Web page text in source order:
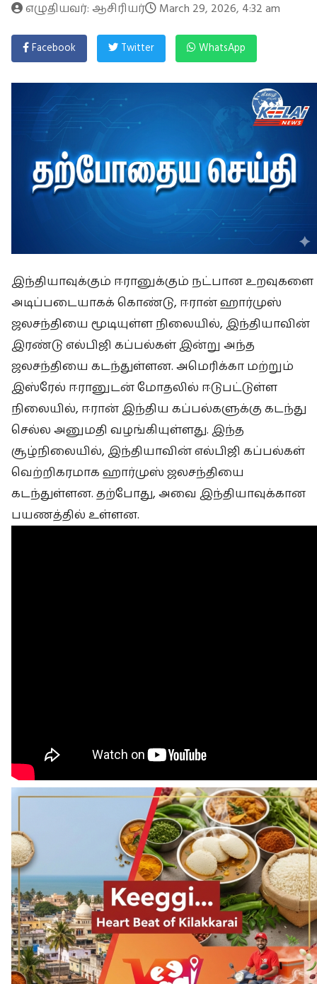
எழுதியவர்: ஆசிரியர் March 29, 2026, 4:32 am
Facebook Twitter WhatsApp
இந்தியாவுக்கும் ஈரானுக்கும் நட்பான உறவுகளை
அடிப்படையாகக் கொண்டு, ஈரான் ஹார்முஸ்
ஜலசந்தியை மூடியுள்ள நிலையில், இந்தியாவின்
இரண்டு எல்பிஜி கப்பல்கள் இன்று அந்த
ஜலசந்தியை கடந்துள்ளன. அமெரிக்கா மற்றும்
இஸ்ரேல் ஈரானுடன் மோதலில் ஈடுபட்டுள்ள
நிலையில், ஈரான் இந்திய கப்பல்களுக்கு கடந்து
செல்ல அனுமதி வழங்கியுள்ளது. இந்த
சூழ்நிலையில், இந்தியாவின் எல்பிஜி கப்பல்கள்
வெற்றிகரமாக ஹார்முஸ் ஜலசந்தியை
கடந்துள்ளன. தற்போது, அவை இந்தியாவுக்கான
பயணத்தில் உள்ளன.